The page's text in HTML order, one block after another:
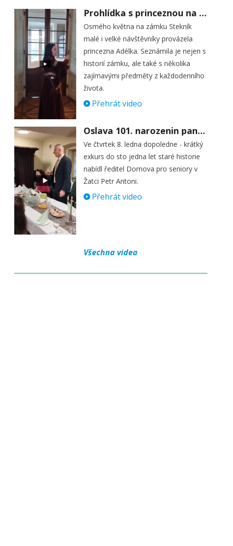
Prohlídka s princeznou na zámku Stekník
Osmého května na zámku Stekník
malé i velké návštěvníky provázela
princezna Adélka. Seznámila je nejen s
historií zámku, ale také s několika
zajímavými předměty z každodenního
života.
Přehrát video
Oslava 101. narozenin paní Věry Skořepové
Ve čtvrtek 8. ledna dopoledne - krátký
exkurs do sto jedna let staré historie
nabídl ředitel Domova pro seniory v
Žatci Petr Antoni.
Přehrát video
Všechna videa